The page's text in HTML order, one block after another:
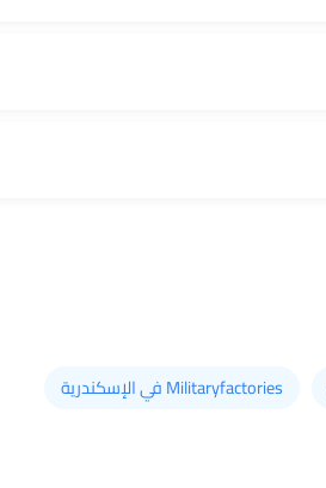
Militaryfactories في الإسكندرية